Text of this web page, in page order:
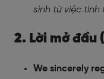
sinh từ việc
2. Lời mở đầu
We sincerely